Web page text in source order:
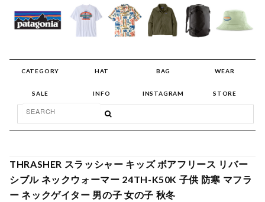
CATEGORY HAT BAG WEAR
SALE INFO INSTAGRAM STORE
THRASHER スラッシャー キッズ ボアフリース リバー
シブル ネックウォーマー 24TH-K50K 子供 防寒 マフラ
ー ネックゲイター 男の子 女の子 秋冬